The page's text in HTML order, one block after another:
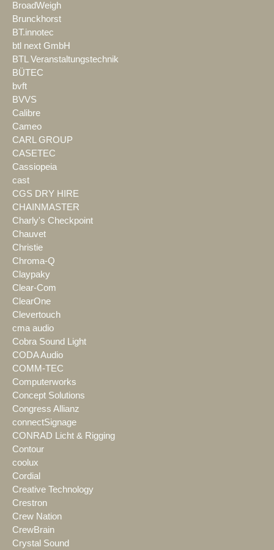
BroadWeigh
Brunckhorst
BT.innotec
btl next GmbH
BTL Veranstaltungstechnik
BÜTEC
bvft
BVVS
Calibre
Cameo
CARL GROUP
CASETEC
Cassiopeia
cast
CGS DRY HIRE
CHAINMASTER
Charly's Checkpoint
Chauvet
Christie
Chroma-Q
Claypaky
Clear-Com
ClearOne
Clevertouch
cma audio
Cobra Sound Light
CODA Audio
COMM-TEC
Computerworks
Concept Solutions
Congress Allianz
connectSignage
CONRAD Licht & Rigging
Contour
coolux
Cordial
Creative Technology
Crestron
Crew Nation
CrewBrain
Crystal Sound